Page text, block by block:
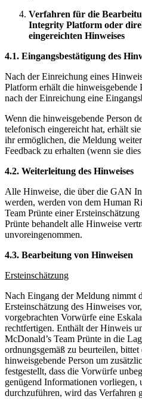
Verfahren für die
Integrity Platform oder
eingereichten Hinweises
4.1. Eingangsbestätigung des
Nach der Einreichung eines
Platform erhält die hinweisgebende
nach der Einreichung eine
Wenn die hinweisgebende Person
telefonisch eingereicht hat, erhält
ihr ermöglichen, die Meldung
Feedback zu erhalten (wenn sie
4.2. Weiterleitung des Hinweises
Alle Hinweise, die über die GAN
werden, werden von dem Human
Team Prünte einer
Prünte behandelt alle Hinweise
unvoreingenommen.
4.3. Bearbeitung von Hinweisen
Ersteinschätzung
Nach Eingang der Meldung nimmt
Ersteinschätzung des Hinweises
vorgebrachten Vorwürfe eine
rechtfertigen. Enthält der Hinweis
McDonald’s Team Prünte in die
ordnungsgemäß zu beurteilen,
hinweisgebende Person um
festgestellt, dass die Vorwürfe
genügend Informationen vorliegen,
durchzuführen, wird das Verfahren